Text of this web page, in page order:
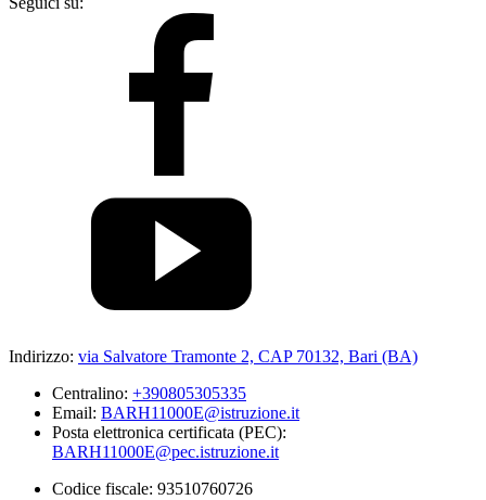
Indirizzo: via Salvatore Tramonte 2, CAP 70132, Bari (BA)
Centralino: +390805305335
Email: BARH11000E@istruzione.it
Posta elettronica certificata (PEC):
BARH11000E@pec.istruzione.it
Codice fiscale: 93510760726